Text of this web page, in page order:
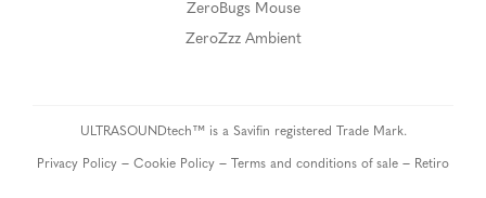
ZeroBugs Mouse
ZeroZzz Ambient
Privacy Policy – Cookie Policy – Terms and conditions of sale – Retiro
ULTRASOUNDtech™ is a Savifin registered Trade Mark.